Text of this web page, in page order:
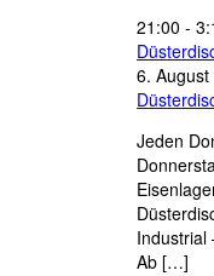
21:00 -
6.
Jeden
Industrial
Ab […]